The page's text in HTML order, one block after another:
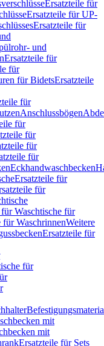
Ersatzteile für
Ersatzteile für UP-
Ersatzteile für
und
Ersatzteile für
für
für BidetsErsatzteile
für
Anschlussbögen
für
für
für
für
Eckhandwaschbecken
Ersatzteile für
für
Waschtische für
für WaschrinnenWeitere
Ersatzteile für
für
mit
mit
Ersatzteile für Sets